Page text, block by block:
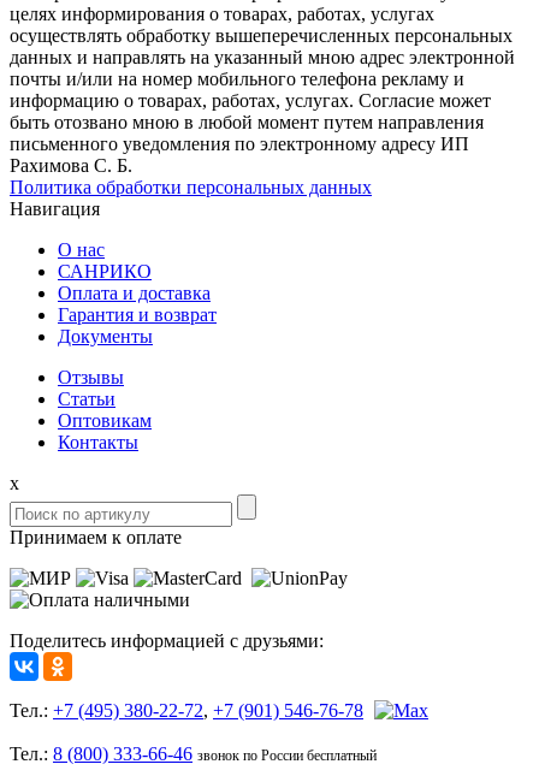
целях информирования о товарах, работах, услугах
осуществлять обработку вышеперечисленных персональных
данных и направлять на указанный мною адрес электронной
почты и/или на номер мобильного телефона рекламу и
информацию о товарах, работах, услугах. Согласие может
быть отозвано мною в любой момент путем направления
письменного уведомления по электронному адресу ИП
Рахимова С. Б.
Политика обработки персональных данных
Навигация
О нас
САНРИКО
Оплата и доставка
Гарантия и возврат
Документы
Отзывы
Статьи
Оптовикам
Контакты
x
Принимаем к оплате
Поделитесь информацией с друзьями:
Тел.: +7 (495) 380-22-72, +7 (901) 546-76-78
Тел.: 8 (800) 333-66-46 звонок по России бесплатный